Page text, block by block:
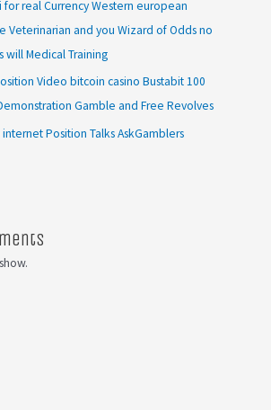
real Currency Western european
Veterinarian and you Wizard of Odds no
will Medical Training
Video bitcoin casino Bustabit 100
Gamble and Free Revolves
Position Talks AskGamblers